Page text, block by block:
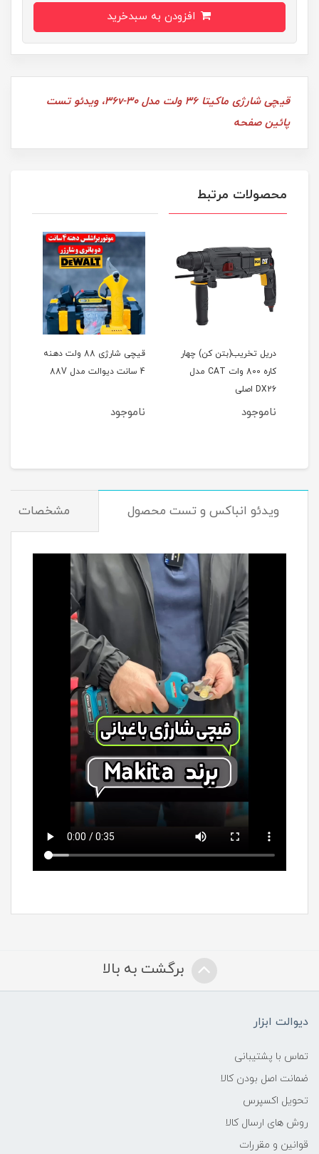
قیچی شارژی ماکیتا 36 ولت مدل 36v-30، ویدئو تست
پائین صفحه
محصولات مرتبط
دریل تخریب(بتن کن) چهار
کاره 800 وات CAT مدل
DX26 اصلی
ناموجود
قیچی شارژی 88 ولت دهنه
4 سانت دیوالت مدل 88V
ناموجود
ویدئو انباکس و تست محصول مشخصات
برگشت به بالا
دیوالت ابزار
تماس با پشتیبانی
ضمانت اصل بودن کالا
تحویل اکسپرس
روش های ارسال کالا
قوانین و مقررات